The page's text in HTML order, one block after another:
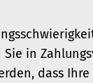
in
dass